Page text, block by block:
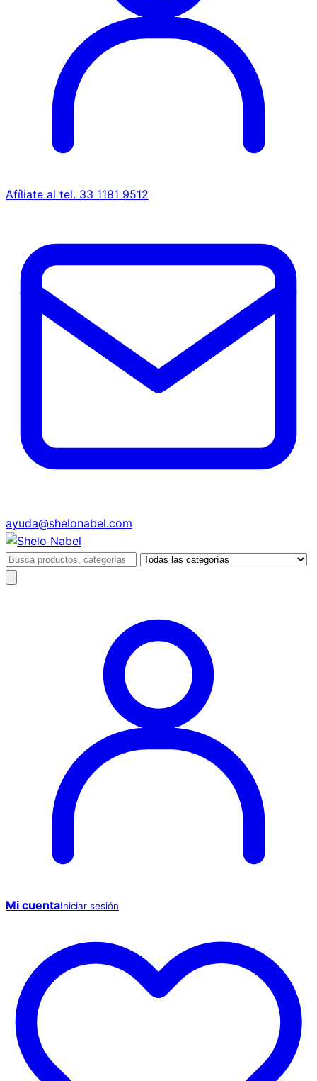
Afíliate al tel. 33 1181 9512
ayuda@shelonabel.com
Buscar
productos
Mi cuentaIniciar sesión